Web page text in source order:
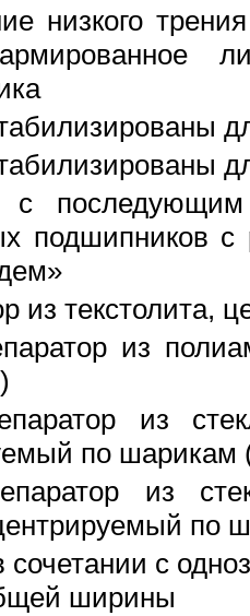
низкого
с
подшипников
из текстолита,
из
из
по шарикам
из
по
сочетании с
ширины